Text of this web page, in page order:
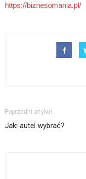
https://biznesomania.pl/
Poprzedni artykuł
Jaki autel wybrać?